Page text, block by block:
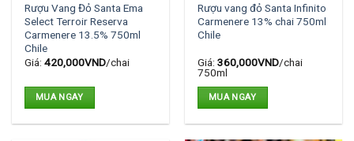
Rượu Vang Đỏ Santa Ema
Select Terroir Reserva
Carmenere 13.5% 750ml
Chile
Giá: 420,000VND/chai
MUA NGAY
Rượu vang đỏ Santa Infinito
Carmenere 13% chai 750ml
Chile
Giá: 360,000VND/chai
750ml
MUA NGAY